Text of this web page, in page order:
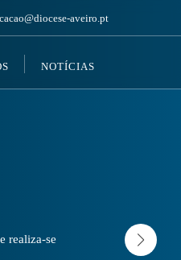
aveiro.pt
NOTÍCIAS
realiza-se